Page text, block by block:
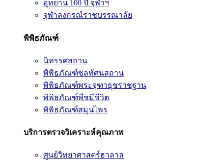
อุทยาน 100 ปี จุฬาฯ
จุฬาลงกรณ์ราชบรรณาลัย
พิพิธภัณฑ์
นิทรรศสถาน
พิพิธภัณฑ์ชลทัศนสถาน
พิพิธภัณฑ์พระจุฑาธุชราชฐาน
พิพิธภัณฑ์พืชมีชีวิต
พิพิธภัณฑ์สมุนไพร
บริการตรวจวิเคราะห์คุณภาพ
ศูนย์วิทยาศาสตร์ฮาลาล